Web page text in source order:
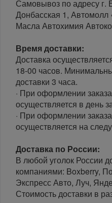
Самовывоз по адресу г.
Донбасская 1,
Масла Автохимия
Время доставки:
Доставка
18-00 часов.
доставки 3 часа.
· При оформлении
осуществляется в день
· При оформлении
осуществляется на
Доставка по России:
В любой уголок России
компаниями: Boxberry,
Экспресс Авто, Луч,
Стоимость доставки в